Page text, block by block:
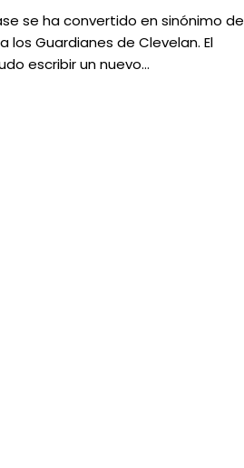
se ha convertido en sinónimo de
los Guardianes de Clevelan. El
escribir un nuevo…